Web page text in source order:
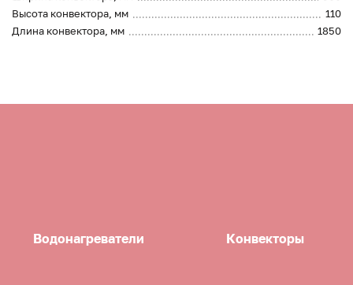
Высота конвектора, мм
110
Длина конвектора, мм
1850
Водонагреватели Конвекторы